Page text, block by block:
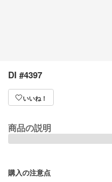
DI #4397
いいね！
商品の説明
購入の注意点